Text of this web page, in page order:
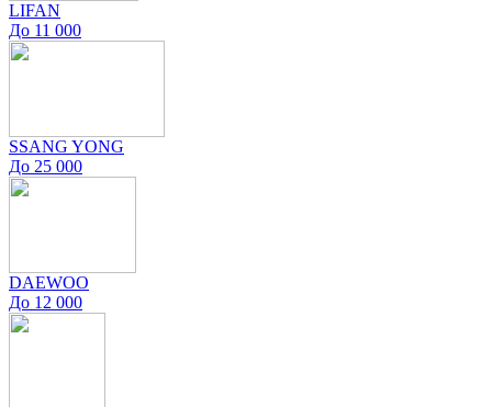
LIFAN
До 11 000
SSANG YONG
До 25 000
DAEWOO
До 12 000